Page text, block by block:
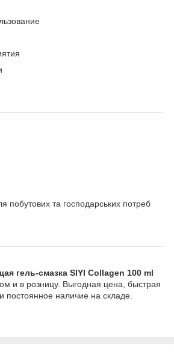
побутових та господарських потреб
гель-смазка SIYI Collagen 100 ml
и в розницу. Выгодная цена, быстрая
постоянное наличие на складе.